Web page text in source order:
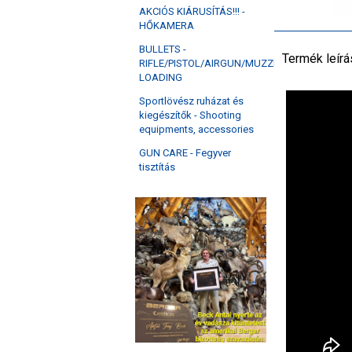
AKCIÓS KIÁRUSÍTÁS!!! -
HŐKAMERA
BULLETS -
RIFLE/PISTOL/AIRGUN/MUZZLE
LOADING
Sportlövész ruházat és
kiegészítők - Shooting
equipments, accessories
GUN CARE - Fegyver
tisztítás
Termék